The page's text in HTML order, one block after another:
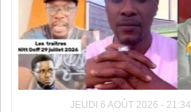
JEUDI 6 AOÛT 2026 - 21:34